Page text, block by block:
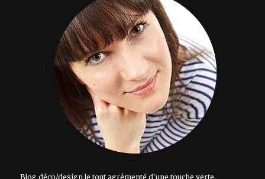
Blog déco/design le tout agrémenté d'une touche verte.